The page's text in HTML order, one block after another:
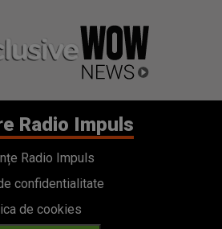
Radio Impuls
Radio Impuls
confidentialitate
de cookies